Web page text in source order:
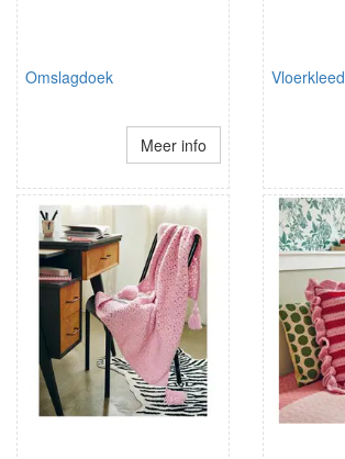
Omslagdoek
Meer info
Vloerkleed